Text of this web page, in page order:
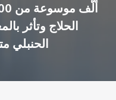
الحلاج وتأثر
الحنبلي